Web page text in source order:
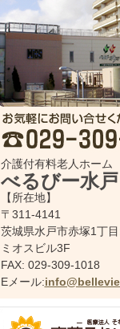
介護付有料老人ホーム
べるびー水戸
【所在地】
〒311-4141
茨城県水戸市赤塚1丁
ミオスビル3F
FAX: 029-309-1018
Eメール: